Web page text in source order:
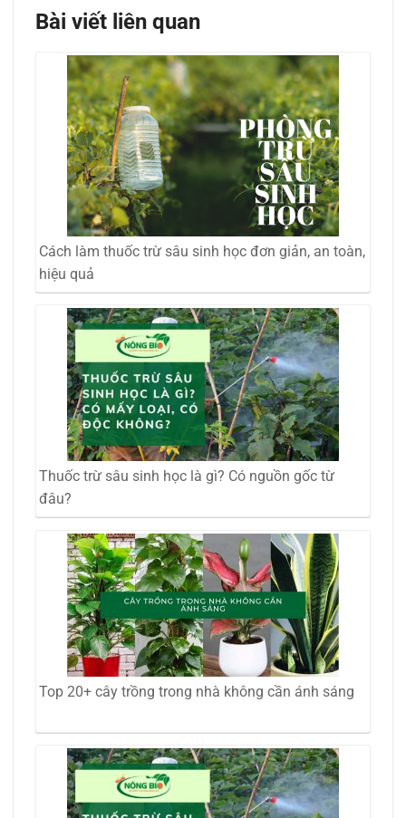
Bài viết liên quan
Cách làm thuốc trừ sâu sinh học đơn giản, an toàn,
hiệu quả
Thuốc trừ sâu sinh học là gì? Có nguồn gốc từ
đâu?
Top 20+ cây trồng trong nhà không cần ánh sáng